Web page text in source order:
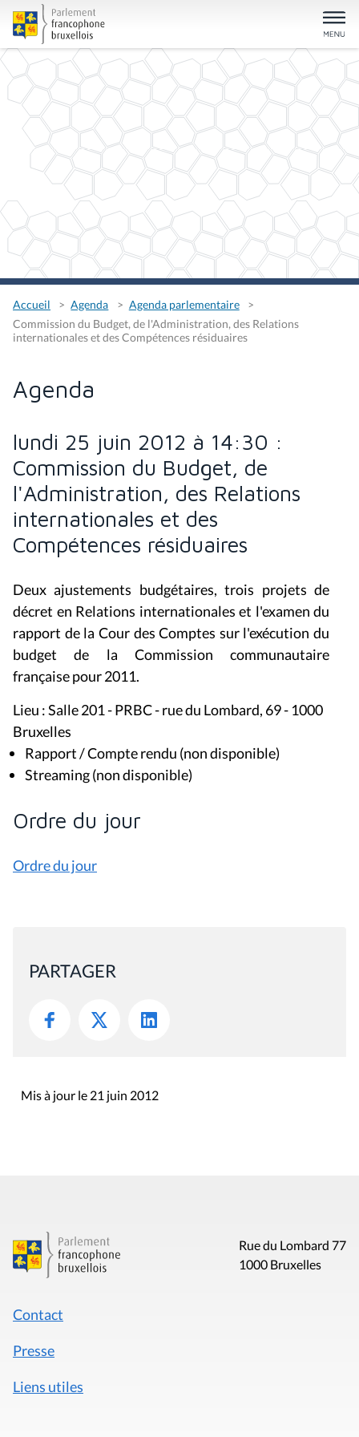
Accueil Agenda
Agenda parlementaire
Commission du Budget, de l'Administration, des Relations
internationales et des Compétences résiduaires
Agenda
lundi 25 juin 2012 à 14:30 :
Commission du Budget, de
l'Administration, des Relations
internationales et des
Compétences résiduaires
Deux ajustements budgétaires, trois projets de
décret en Relations internationales et l'examen du
rapport de la Cour des Comptes sur l'exécution du
budget de la Commission communautaire
française pour 2011.
Lieu : Salle 201 - PRBC - rue du Lombard, 69 - 1000
Bruxelles
Rapport / Compte rendu (non disponible)
Streaming (non disponible)
Ordre du jour
Ordre du jour
PARTAGER
Mis à jour le 21 juin 2012
Rue du Lombard 77
1000 Bruxelles
Contact
Presse
Liens utiles